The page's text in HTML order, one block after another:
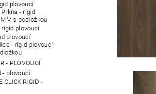
plovoucí
- rigid
s podložkou
rigid plovoucí
plovoucí
- rigid plovoucí
- PLOVOUCÍ
- plovoucí
CLICK RIGID -